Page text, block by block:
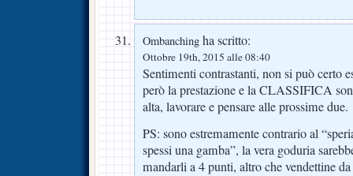
Ombanching ha scritto:
Ottobre 19th, 2015 alle 08:40
Sentimenti contrastanti, non si può certo
però la prestazione e la CLASSIFICA
alta, lavorare e pensare alle prossime due.
PS: sono estremamente contrario al
spessi una gamba”, la vera goduria
mandarli a 4 punti, altro che vendettine